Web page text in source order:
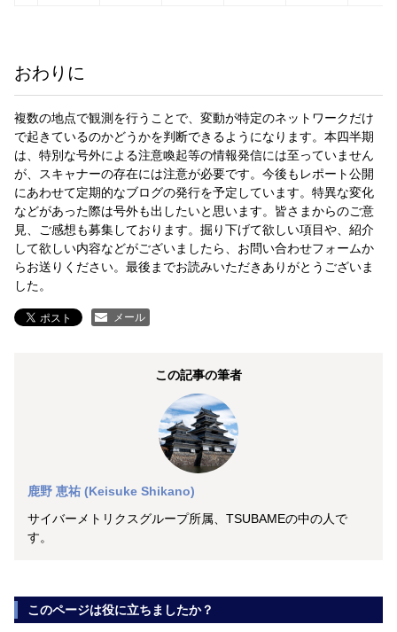
おわりに
複数の地点で観測を行うことで、変動が特定のネットワークだけ
で起きているのかどうかを判断できるようになります。本四半期
は、特別な号外による注意喚起等の情報発信には至っていません
が、スキャナーの存在には注意が必要です。今後もレポート公開
にあわせて定期的なブログの発行を予定しています。特異な変化
などがあった際は号外も出したいと思います。皆さまからのご意
見、ご感想も募集しております。掘り下げて欲しい項目や、紹介
して欲しい内容などがございましたら、お問い合わせフォームか
らお送りください。最後までお読みいただきありがとうございま
した。
メール
この記事の筆者
鹿野 恵祐 (Keisuke Shikano)
サイバーメトリクスグループ所属、TSUBAMEの中の人で
す。
このページは役に立ちましたか？